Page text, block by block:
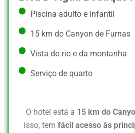
Piscina adulto e infantil
15 km do Canyon de Furnas
Vista do rio e da montanha
Serviço de quarto
O hotel está a 15 km do
isso, tem fácil acesso às